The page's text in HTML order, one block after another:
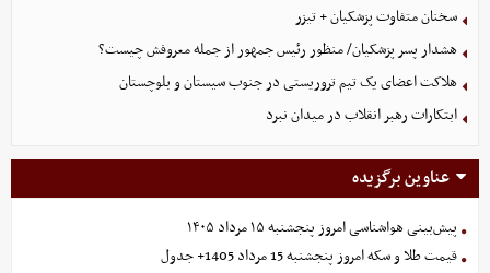
سخنان متفاوت پزشکیان + تیزر
هشدار پسر پزشکیان/ منظور رئیس جمهور از جمله معروفش چیست؟
هلاکت اعضای یک تیم تروریستی در جنوب سیستان و بلوچستان
ابتکارات رهبر انقلاب در میدان نبرد
عناوین برگزیده
پیش‌بینی هواشناسی امروز پنجشنبه ۱۵ مرداد ۱۴۰۵
قیمت طلا و سکه امروز پنجشنبه 15 مرداد 1405+ جدول